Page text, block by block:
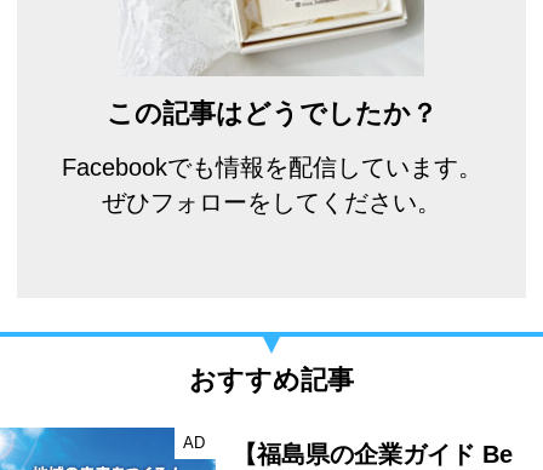
この記事はどうでしたか？
Facebookでも情報を配信しています。
ぜひフォローをしてください。
おすすめ記事
AD
【福島県の企業ガイド Be